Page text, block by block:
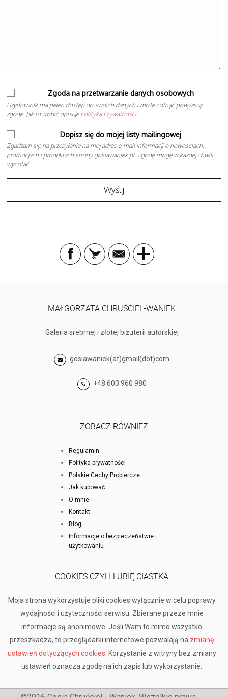
Zgoda na przetwarzanie danych osobowych
Użytkownik ma pełen dostęp do swoich danych i może cofnąć powyższą
zgodę. Jak to zrobić opisuje Polityka Prywatności.
Dopisz się do mojej listy mailingowej
Zgadzam się na przesyłanie na mój adres e-mail informacji o nowościach,
promocjach i produktach strony gosiawaniek.pl. Zgodę mogę w każdej chwili
wycofać.
MAŁGORZATA CHRUŚCIEL-WANIEK
Galeria srebrnej i złotej biżuterii autorskiej
gosiawaniek(at)gmail(dot)com
+48 603 960 980
ZOBACZ RÓWNIEŻ
Regulamin
Polityka prywatności
Polskie Cechy Probiercze
Jak kupować
O mnie
Kontakt
Blog
Informacje o bezpieczeństwie i
użytkowaniu
COOKIES CZYLI LUBIĘ CIASTKA
Moja strona wykorzystuje pliki cookies wyłącznie w celu poprawy
wydajności i użyteczności serwisu. Zbierane przeze mnie
informacje są anonimowe. Jeśli Wam to mimo wszystko
przeszkadza, to przeglądarki internetowe pozwalają na zmianę
ustawień dotyczących cookies . Korzystanie z witryny bez zmiany
ustawień oznacza zgodę na ich zapis lub wykorzystanie.